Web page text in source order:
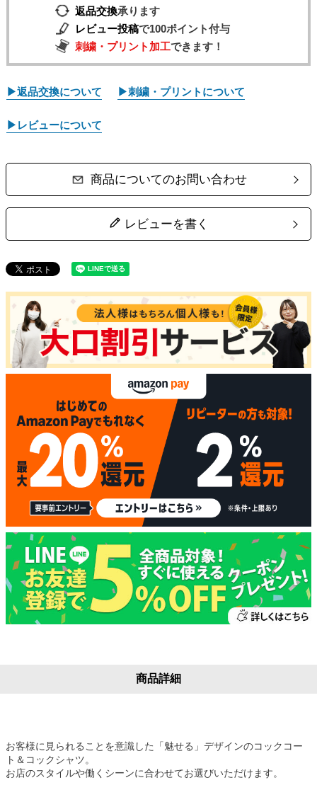
返品交換承ります
レビュー投稿で100ポイント付与
刺繍・プリント加工できます！
▶返品交換について ▶刺繍・プリントについて
▶レビューについて
商品についてのお問い合わせ
レビューを書く
商品詳細
お客様に見られることを意識した「魅せる」デザインのコックコー
ト＆コックシャツ。
お店のスタイルや働くシーンに合わせてお選びいただけます。